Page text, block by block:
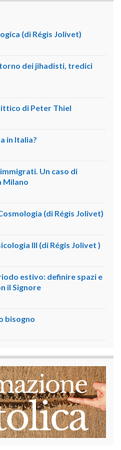
(di Régis Jolivet)
dei jihadisti, tredici
di Peter Thiel
in Italia?
Un caso di
Milano
(di Régis Jolivet)
III (di Régis Jolivet )
estivo: definire spazi e
il Signore
bisogno